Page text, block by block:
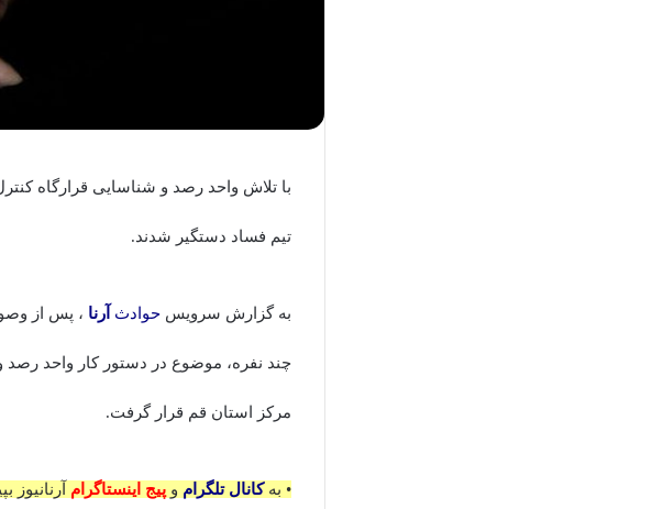
با تلاش واحد رصد و شناسایی قرارگاه
تیم فساد دستگیر شدند.
به گزارش سرویس حوادث آرنا ، پس از
چند نفره، موضوع در دستور کار واحد
مرکز استان قم قرار گرفت.
• بهکانال تلگرام و پیج اینستاگرام